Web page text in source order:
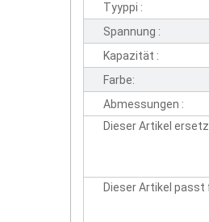
Tyyppi :
Spannung :
Kapazität :
Farbe:
Abmessungen :
Dieser Artikel
Dieser Artikel passt